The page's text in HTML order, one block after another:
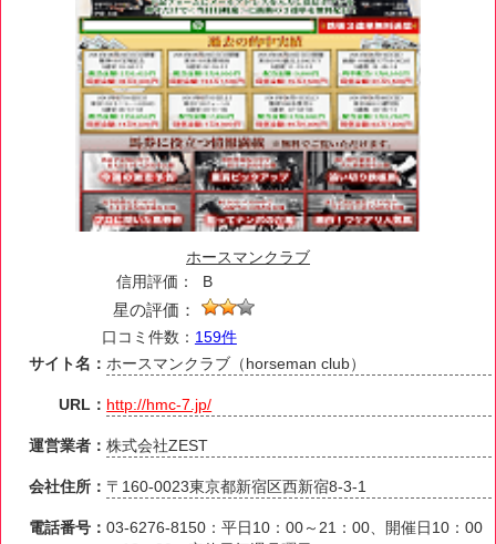
ホースマンクラブ
信用評価：
B
星の評価：
口コミ件数： 159件
サイト名： ホースマンクラブ（horseman club）
URL： http://hmc-7.jp/
運営業者：株式会社ZEST
会社住所： 〒160-0023東京都新宿区西新宿8-3-1
電話番号：03-6276-8150：平日10：00～21：00、開催日10：00